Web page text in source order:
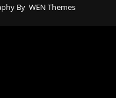
By WEN Themes